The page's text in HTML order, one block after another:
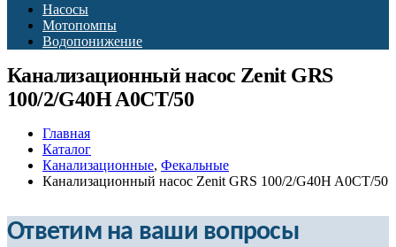
Насосы
Мотопомпы
Водопонижение
Канализационный насос Zenit GRS
100/2/G40H A0CT/50
Главная
Каталог
Канализационные, Фекальные
Канализационный насос Zenit GRS 100/2/G40H A0CT/50
Ответим на ваши вопросы